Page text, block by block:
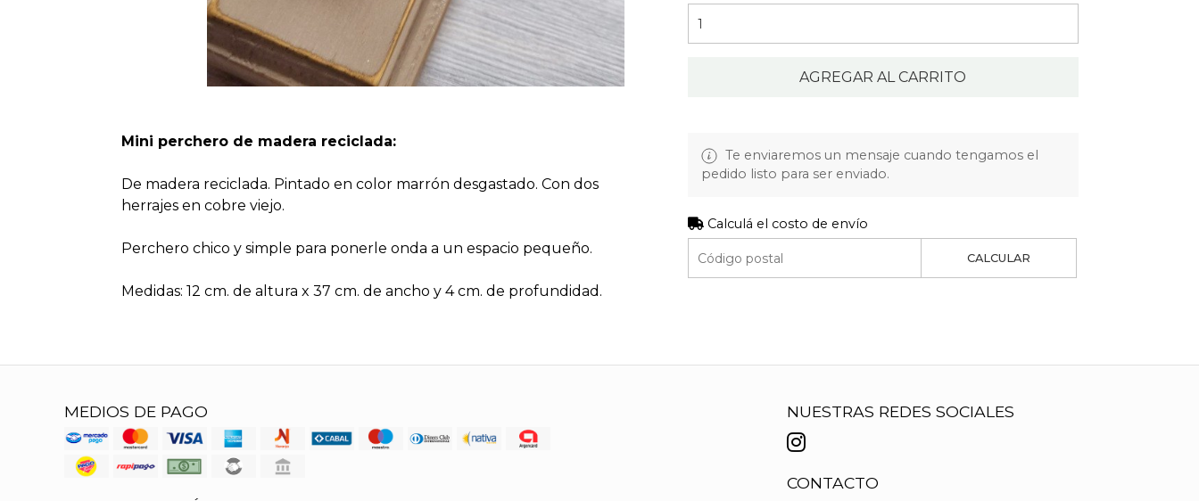
Mini perchero de madera reciclada:
De madera reciclada. Pintado en color marrón desgastado. Con dos
herrajes en cobre viejo.
Perchero chico y simple para ponerle onda a un espacio pequeño.
Medidas: 12 cm. de altura x 37 cm. de ancho y 4 cm. de profundidad.
AGREGAR AL CARRITO
Te enviaremos un mensaje cuando tengamos el
pedido listo para ser enviado.
Calculá el costo de envío
CALCULAR
MEDIOS DE PAGO NUESTRAS REDES SOCIALES
CONTACTO